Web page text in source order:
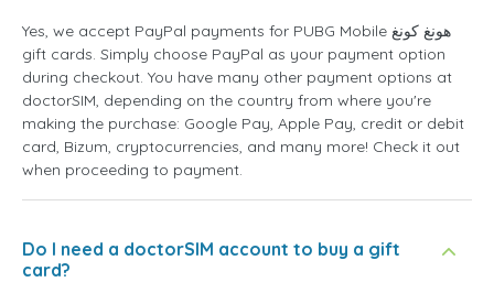
Yes, we accept PayPal payments for PUBG Mobile هونغ كونغ
gift cards. Simply choose PayPal as your payment option
during checkout. You have many other payment options at
doctorSIM, depending on the country from where you're
making the purchase: Google Pay, Apple Pay, credit or debit
card, Bizum, cryptocurrencies, and many more! Check it out
when proceeding to payment.
Do I need a doctorSIM account to buy a gift
card?